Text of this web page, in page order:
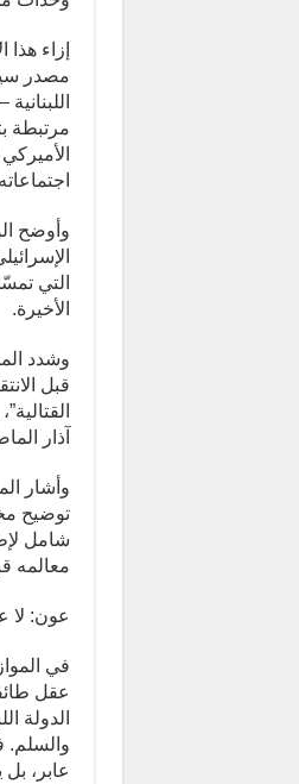
إزاء
مصدر
مرتبطة
وأوضح
التي
الأخيرة.
وشدد
قبل
آذار
وأشار
توضيح
شامل
معالمه
عون: لا
في
عقل
الدولة
والسلم.
عابر،